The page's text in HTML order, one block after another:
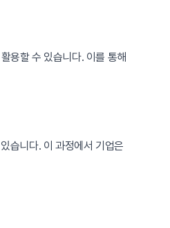
용할 수 있습니다. 이를 통해
습니다. 이 과정에서 기업은